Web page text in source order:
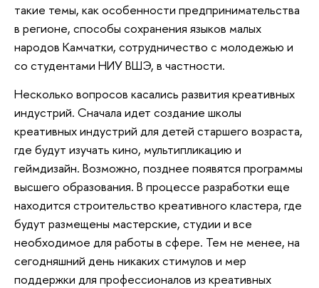
такие темы, как особенности предпринимательства
в регионе, способы сохранения языков малых
народов Камчатки, сотрудничество с молодежью и
со студентами НИУ ВШЭ, в частности.
Несколько вопросов касались развития креативных
индустрий. Сначала идет создание школы
креативных индустрий для детей старшего возраста,
где будут изучать кино, мультипликацию и
геймдизайн. Возможно, позднее появятся программы
высшего образования. В процессе разработки еще
находится строительство креативного кластера, где
будут размещены мастерские, студии и все
необходимое для работы в сфере. Тем не менее, на
сегодняшний день никаких стимулов и мер
поддержки для профессионалов из креативных